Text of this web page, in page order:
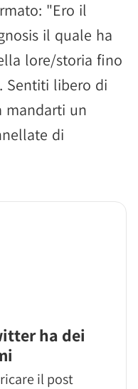
"Ero il
il quale ha
lore/storia fino
Sentiti libero di
mandarti un
di
ha dei
il post